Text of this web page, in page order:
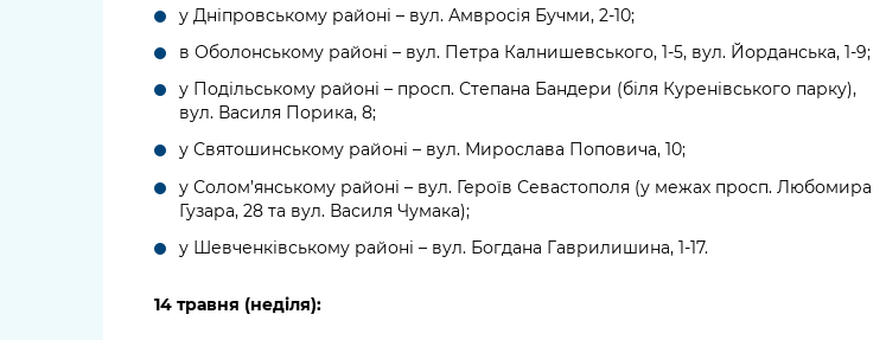
у Дніпровському районі – вул. Амвросія Бучми, 2-10;
в Оболонському районі – вул. Петра Калнишевського, 1-5, вул. Йорданська, 1-9;
у Подільському районі – просп. Степана Бандери (біля Куренівського парку),
вул. Василя Порика, 8;
у Святошинському районі – вул. Мирослава Поповича, 10;
у Солом’янському районі – вул. Героїв Севастополя (у межах просп. Любомира
Гузара, 28 та вул. Василя Чумака);
у Шевченківському районі – вул. Богдана Гаврилишина, 1-17.
14 травня (неділя):